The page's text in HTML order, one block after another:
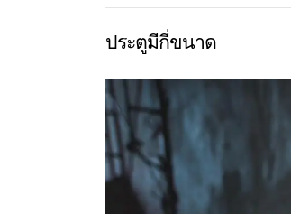
ประตูมีกี่ขนาด